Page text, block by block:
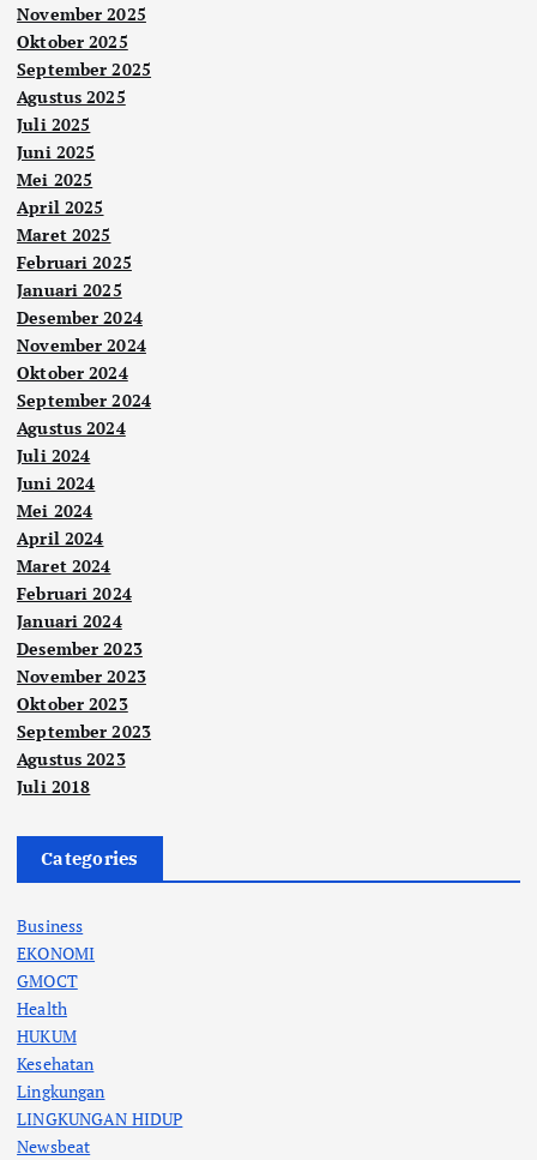
November 2025
Oktober 2025
September 2025
Agustus 2025
Juli 2025
Juni 2025
Mei 2025
April 2025
Maret 2025
Februari 2025
Januari 2025
Desember 2024
November 2024
Oktober 2024
September 2024
Agustus 2024
Juli 2024
Juni 2024
Mei 2024
April 2024
Maret 2024
Februari 2024
Januari 2024
Desember 2023
November 2023
Oktober 2023
September 2023
Agustus 2023
Juli 2018
Categories
Business
EKONOMI
GMOCT
Health
HUKUM
Kesehatan
Lingkungan
LINGKUNGAN HIDUP
Newsbeat